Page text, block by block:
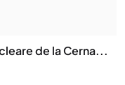
de la Cerna...